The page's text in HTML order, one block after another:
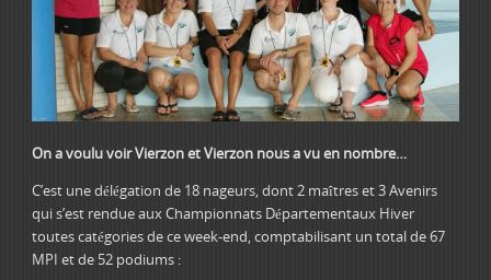
On a voulu voir Vierzon et Vierzon nous a vu en nombre…
C’est une délégation de 18 nageurs, dont 2 maîtres et 3 Avenirs
qui s’est rendue aux Championnats Départementaux Hiver
toutes catégories de ce week-end, comptabilisant un total de 67
MPI et de 52 podiums :